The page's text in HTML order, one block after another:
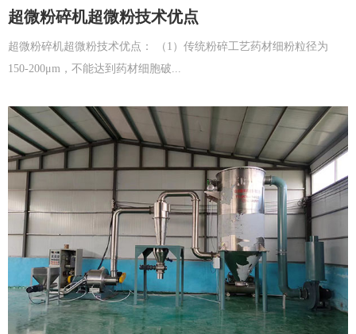
超微粉碎机超微粉技术优点
超微粉碎机超微粉技术优点： （1）传统粉碎工艺药材细粉粒径为
150-200μm，不能达到药材细胞破...